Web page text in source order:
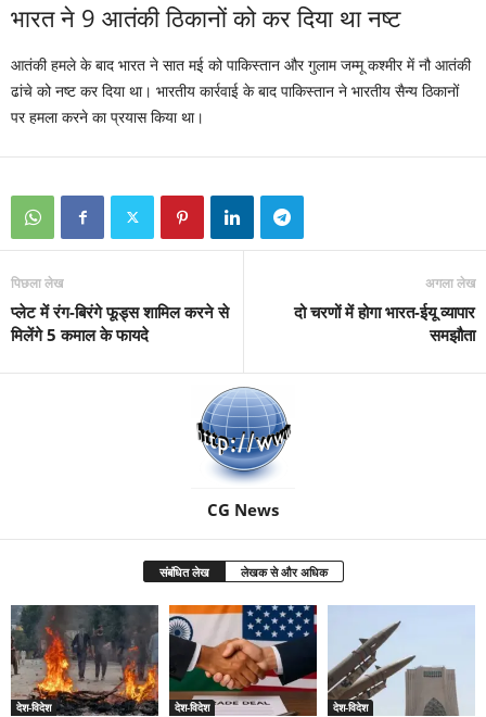
भारत ने 9 आतंकी ठिकानों को कर दिया था नष्ट
आतंकी हमले के बाद भारत ने सात मई को पाकिस्तान और गुलाम जम्मू कश्मीर में नौ आतंकी
ढांचे को नष्ट कर दिया था। भारतीय कार्रवाई के बाद पाकिस्तान ने भारतीय सैन्य ठिकानों
पर हमला करने का प्रयास किया था।
पिछला लेख
प्लेट में रंग-बिरंगे फूड्स शामिल करने से
मिलेंगे 5 कमाल के फायदे
अगला लेख
दो चरणों में होगा भारत-ईयू व्यापार
समझौता
CG News
संबंधित लेख लेखक से और अधिक
देश-विदेश देश-विदेश देश-विदेश